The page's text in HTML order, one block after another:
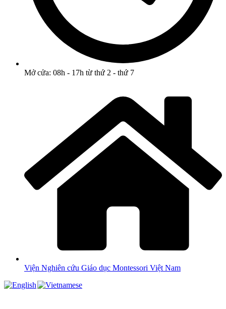
Mở cửa: 08h - 17h từ thứ 2 - thứ 7
Viện Nghiên cứu Giáo dục Montessori Việt Nam